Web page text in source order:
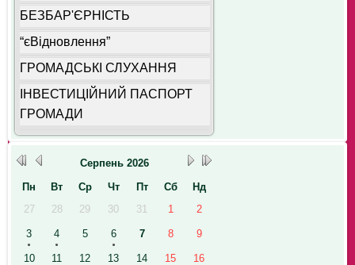
БЕЗБАР'ЄРНІСТЬ
“єВідновлення”
ГРОМАДСЬКІ СЛУХАННЯ
ІНВЕСТИЦІЙНИЙ ПАСПОРТ
ГРОМАДИ
Серпень 2026
Пн
Вт Ср Чт Пт Сб
Нд
27
28 29 30 31 1 2
3 4 5 6 7 8 9
10 11 12 13 14 15 16